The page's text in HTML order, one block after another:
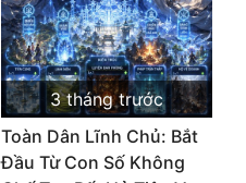
3 tháng trước
Toàn Dân Lĩnh Chủ: Bắt
Đầu Từ Con Số Không